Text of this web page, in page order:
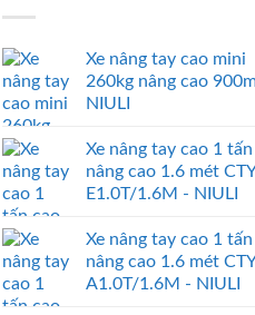
Xe nâng tay cao mini
260kg nâng cao
NIULI
Xe nâng tay cao 1 tấn
nâng cao 1.6 mét
E1.0T/1.6M - NIULI
Xe nâng tay cao 1 tấn
nâng cao 1.6 mét
A1.0T/1.6M - NIULI